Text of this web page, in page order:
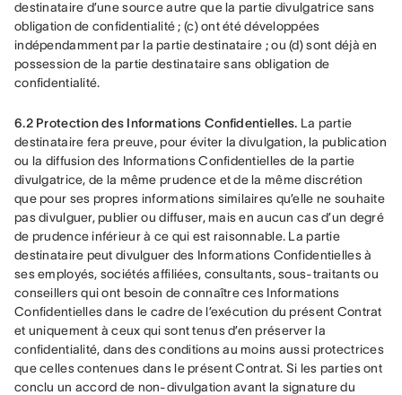
destinataire d’une source autre que la partie divulgatrice sans
obligation de confidentialité ; (c) ont été développées
indépendamment par la partie destinataire ; ou (d) sont déjà en
possession de la partie destinataire sans obligation de
confidentialité.
6.2 Protection des Informations Confidentielles. La partie
destinataire fera preuve, pour éviter la divulgation, la publication
ou la diffusion des Informations Confidentielles de la partie
divulgatrice, de la même prudence et de la même discrétion
que pour ses propres informations similaires qu’elle ne souhaite
pas divulguer, publier ou diffuser, mais en aucun cas d’un degré
de prudence inférieur à ce qui est raisonnable. La partie
destinataire peut divulguer des Informations Confidentielles à
ses employés, sociétés affiliées, consultants, sous-traitants ou
conseillers qui ont besoin de connaître ces Informations
Confidentielles dans le cadre de l’exécution du présent Contrat
et uniquement à ceux qui sont tenus d’en préserver la
confidentialité, dans des conditions au moins aussi protectrices
que celles contenues dans le présent Contrat. Si les parties ont
conclu un accord de non-divulgation avant la signature du